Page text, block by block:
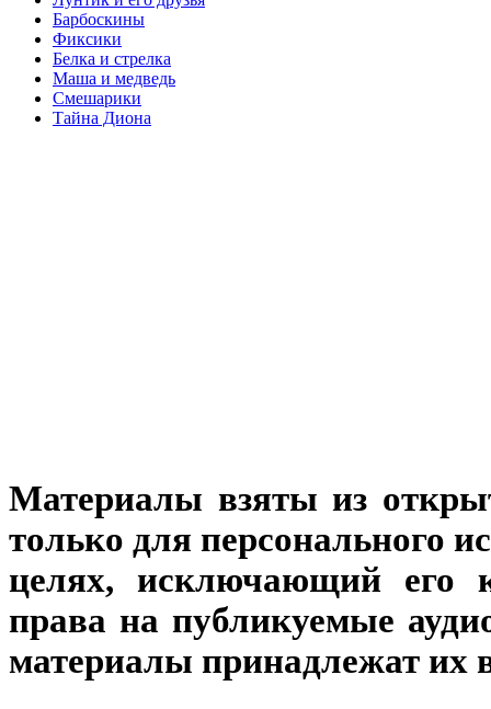
Барбоскины
Фиксики
Белка и стрелка
Маша и медведь
Смешарики
Тайна Диона
Материалы взяты из
только для персонального
целях, исключающий его
права на публикуемые
материалы принадлежат их